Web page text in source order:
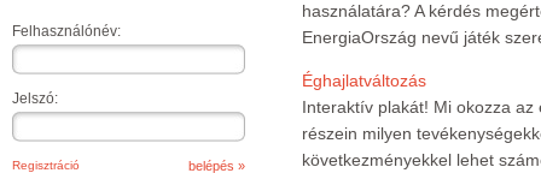
Felhasználónév:
Jelszó:
Regisztráció
használatára? A kérdés
EnergiaOrszág nevű játék
Éghajlatváltozás
Interaktív plakát! Mi okozza
részein milyen
következményekkel lehet